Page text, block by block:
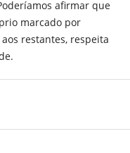
afirmar que
marcado por
restantes, respeita